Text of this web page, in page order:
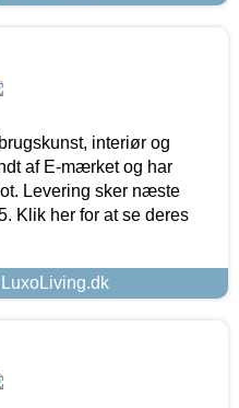
interiør og
af E-mærket og har
Levering sker næste
Klik her for at se deres